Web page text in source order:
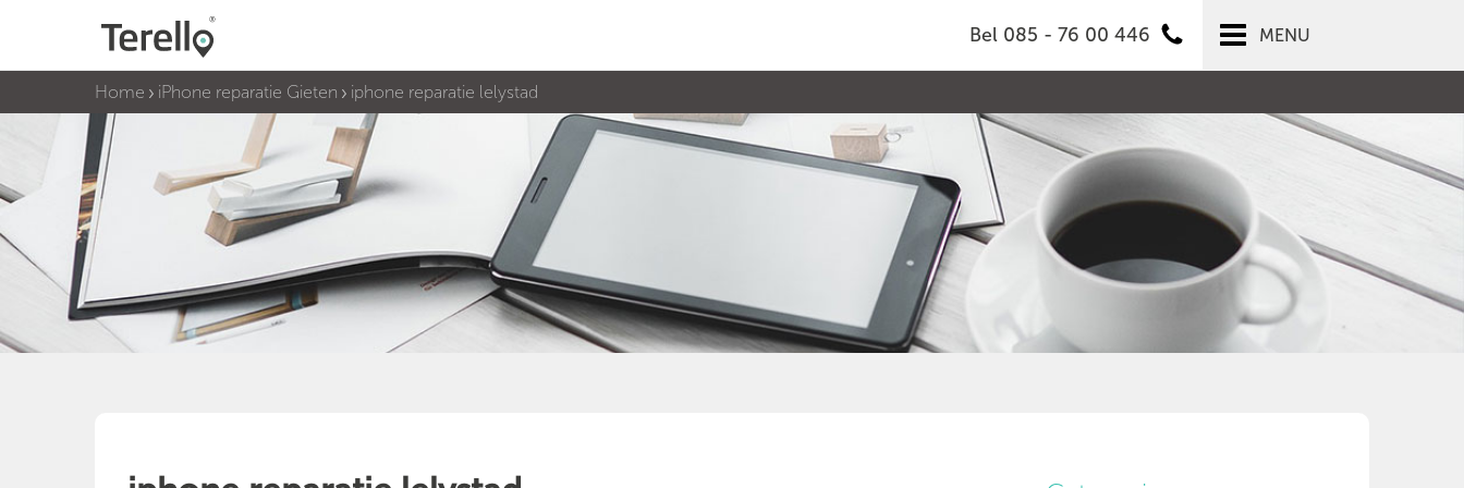
Bel 085 - 76 00 446 MENU
Home iPhone reparatie Gieten iphone reparatie lelystad